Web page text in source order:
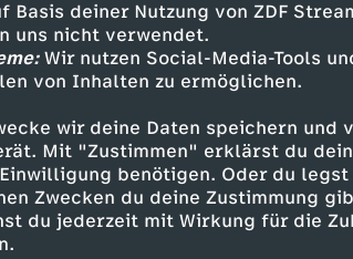
deiner Nutzung von ZDF
uns nicht verwendet.
Wir nutzen Social-Media-Tools
von Inhalten zu ermöglichen.
wir deine Daten speichern und
Mit "Zustimmen" erklärst du
benötigen. Oder du
Zwecken du deine Zustimmung
du jederzeit mit Wirkung für die